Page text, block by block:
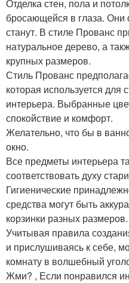
Отделка стен, пола и
бросающейся в глаза.
станут. В стиле Прованс
натуральное дерево, а
крупных размеров.
Стиль Прованс
которая используется для
интерьера. Выбранные
спокойствие и комфорт.
Желательно, что бы в
окно.
Все предметы интерьера
соответствовать духу
Гигиенические
средства могут быть
корзинки разных размеров.
Учитывая правила
и прислушиваясь к себе,
комнату в волшебный
Жми? , Если понравился